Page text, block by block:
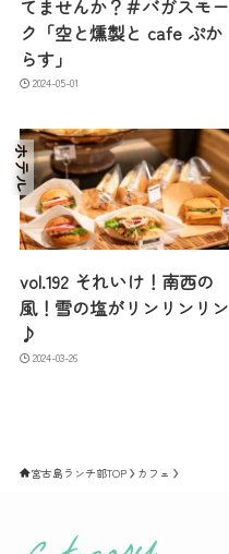
てませんか？＃バガスモー
ク「空と燻製と cafe ぷか
らす」
2024-05-01
vol.192 それいけ！南西の
風！雪の塩がリンリンリン
♪
2024-03-26
ホテル
宮古島ランチ部TOP カフェ